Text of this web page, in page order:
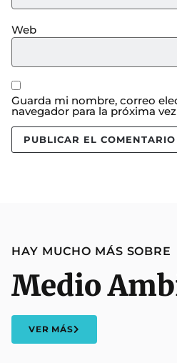
Web
Guarda mi nombre, correo
navegador para la próxima
HAY MUCHO MÁS SOBRE
Medio
VER MÁS